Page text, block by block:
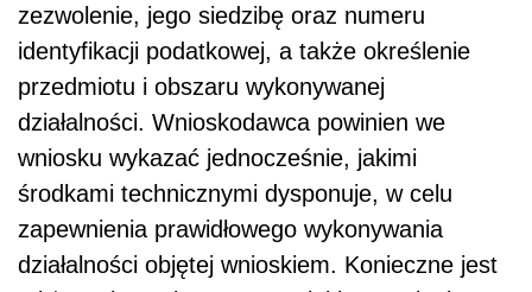
zezwolenie, jego siedzibę oraz numeru
identyfikacji podatkowej, a także określenie
przedmiotu i obszaru wykonywanej
działalności. Wnioskodawca powinien we
wniosku wykazać jednocześnie, jakimi
środkami technicznymi dysponuje, w celu
zapewnienia prawidłowego wykonywania
działalności objętej wnioskiem. Konieczne jest